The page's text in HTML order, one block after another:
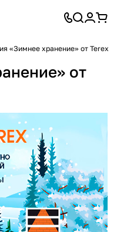
«Зимнее хранение» от Terex
от